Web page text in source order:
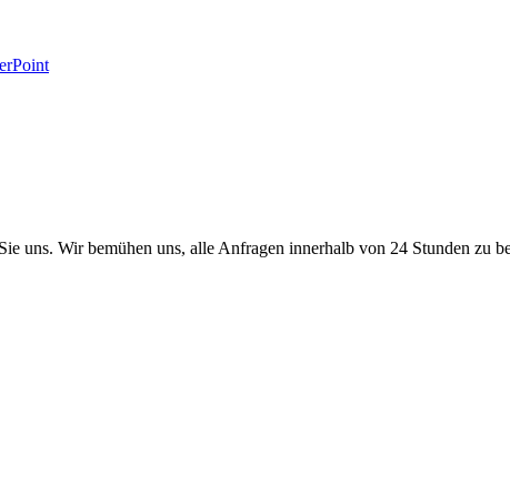
uns. Wir bemühen uns, alle Anfragen innerhalb von 24 Stunden zu